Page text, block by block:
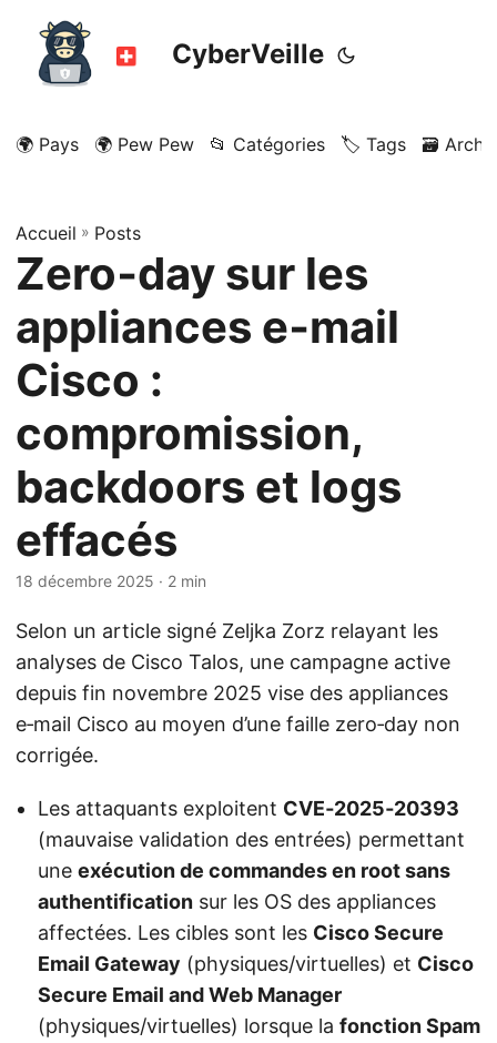
CyberVeille
🌍 Pays 🌍 Pew Pew 📂 Catégories 🏷️ Tags 🗃️
Accueil » Posts
Zero‑day sur les
appliances e‑mail
Cisco :
compromission,
backdoors et logs
effacés
18 décembre 2025 · 2 min
Selon un article signé Zeljka Zorz relayant les
analyses de Cisco Talos, une campagne active
depuis fin novembre 2025 vise des appliances
e‑mail Cisco au moyen d’une faille zero‑day non
corrigée.
Les attaquants exploitent CVE‑2025‑20393
(mauvaise validation des entrées) permettant
une exécution de commandes en root sans
authentification sur les OS des appliances
affectées. Les cibles sont les Cisco Secure
Email Gateway (physiques/virtuelles) et Cisco
Secure Email and Web Manager
(physiques/virtuelles) lorsque la fonction Spam